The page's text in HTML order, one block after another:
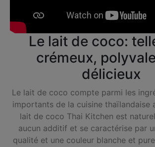
Le lait de coco:
crémeux,
délicieux
Le lait de coco compte parmi les
importants de la cuisine thaïlandaise
lait de coco Thai Kitchen est
aucun additif et se caractérise par
qualité et une couleur blanche et